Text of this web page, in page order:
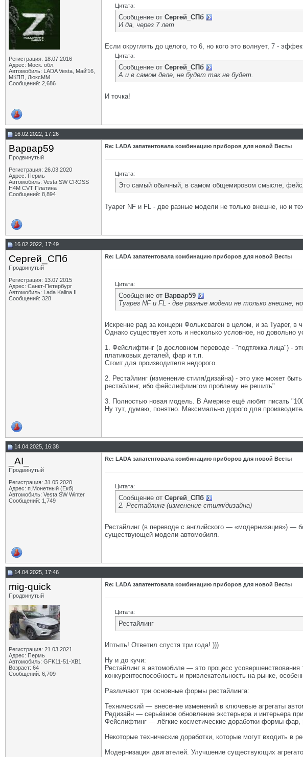
Регистрация: 18.07.2016
Адрес: Моск. обл.
Автомобиль: LADA Vesta, Май'16,
МКПП, ЛюксММ
Сообщений: 2,686
Цитата:
Сообщение от Сергей_СПб
И да, через 7 лет
Если округлять до целого, то 6, но кого это волнует, 7 -
Цитата:
Сообщение от Сергей_СПб
А и в самом деле, не будет так не будет.
И точка!
16.02.2022, 17:26
Варвар59
Продвинутый
Регистрация: 26.03.2020
Адрес: Пермь
Автомобиль: Vesta SW CROSS
H4M CVT Платина
Сообщений: 8,894
Re: LADA запатентовала комбинацию приборов для новой Весты
Цитата:
Это самый обычный, в самом общемировом смысле,
Туарег NF и FL - две разные модели не только внешне, но и
16.02.2022, 17:49
Сергей_СПб
Продвинутый
Регистрация: 13.07.2015
Адрес: Санкт-Петербург
Автомобиль: Lada Kalina II
Сообщений: 328
Re: LADA запатентовала комбинацию приборов для новой Весты
Цитата:
Сообщение от Варвар59
Туарег NF и FL - две разные модели не только внешне,
Искренне рад за концерн Фольксваген в целом, и за Туарег, в
Однако существует хоть и несколько условное, но довольно
1. Фейслифтинг (в дословном переводе - "подтяжка лица") -
платиковых деталей, фар и т.п.
Стоит для производителя недорого.
2. Рестайлинг (изменение стиля/дизайна) - это уже может
рестайлинг, ибо фейслифлингом проблему не решить"
3. Полностью новая модель. В Америке ещё любят писать
Ну тут, думаю, понятно. Максимально дорого для
14.04.2025, 16:38
_AI_
Продвинутый
Регистрация: 31.05.2020
Адрес: п.Монетный (Екб)
Автомобиль: Vesta SW Winter
Сообщений: 1,749
Re: LADA запатентовала комбинацию приборов для новой Весты
Цитата:
Сообщение от Сергей_СПб
2. Рестайлинг (изменение стиля/дизайна)
Рестайлинг (в переводе с английского — «модернизация») —
существующей модели автомобиля.
14.04.2025, 17:46
mig-quick
Продвинутый
Регистрация: 21.03.2021
Адрес: Пермь
Автомобиль: GFK11-51-ХВ1
Возраст: 64
Сообщений: 6,709
Re: LADA запатентовала комбинацию приборов для новой Весты
Цитата:
Рестайлинг
Иптыть! Ответил спустя три года! )))
Ну и до кучи:
Рестайлинг в автомобиле — это процесс
конкурентоспособность и привлекательность на рынке,
Различают три основные формы рестайлинга:
Технический — внесение изменений в ключевые агрегаты
Редизайн — серьёзное обновление экстерьера и интерьера
Фейслифтинг — лёгкие косметические доработки формы фар,
Некоторые технические доработки, которые могут входить в
Модернизация двигателей. Улучшение существующих